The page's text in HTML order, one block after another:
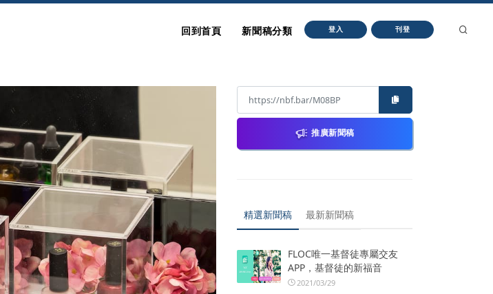
回到首頁 新聞稿分類 登入 刊登
推廣新聞稿
精選新聞稿 最新新聞稿
FLOC唯一基督徒專屬交友
APP，基督徒的新福音
2021/03/29